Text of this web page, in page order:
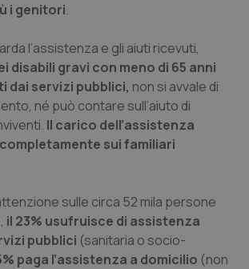
i genitori.
l’assistenza e gli aiuti ricevuti,
disabili gravi con meno di 65 anni
dai servizi pubblici, non si avvale di
né può contare sull’aiuto di
Il carico dell’assistenza
sui familiari
sulle circa 52 mila persone
il 23% usufruisce di assistenza
pubblici (sanitaria o socio-
paga l’assistenza a domicilio (non